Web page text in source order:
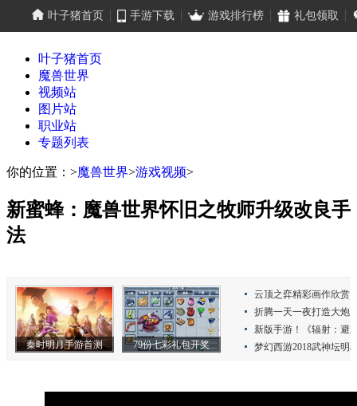
叶子猪首页 手游下载 游戏排行榜 礼包领取
叶子猪首页
魔兽世界
视频站
图片站
职业站
专题列表
你的位置： >魔兽世界>游戏视频>
新蜜蜂：魔兽世界怀旧之牧师升级改良手
法